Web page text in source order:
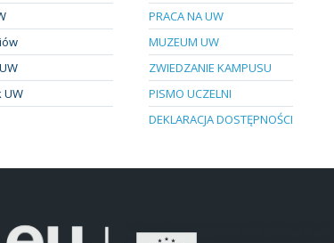
UW
PRACA NA UW
MUZEUM UW
ZWIEDZANIE KAMPUSU
PISMO UCZELNI
DEKLARACJA DOSTĘPNOŚCI